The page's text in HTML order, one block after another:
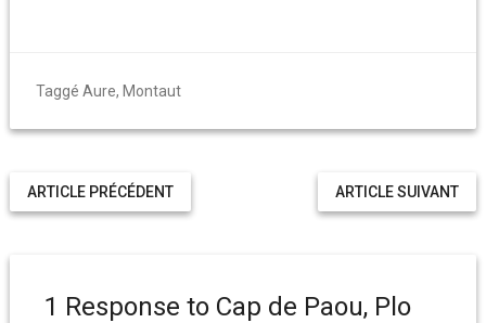
Taggé Aure, Montaut
ARTICLE SUIVANT
ARTICLE PRÉCÉDENT
1 Response to Cap de Paou, Plo